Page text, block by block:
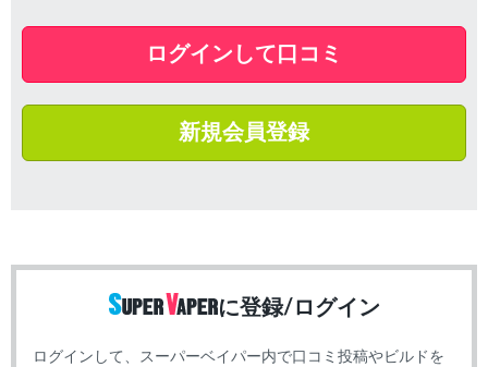
ログインして口コミ
新規会員登録
に登録/ログイン
ログインして、スーパーベイパー内で口コミ投稿やビルドを